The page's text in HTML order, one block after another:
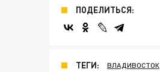
ПОДЕЛИТЬСЯ:
ТЕГИ: ВЛАДИВОСТОК